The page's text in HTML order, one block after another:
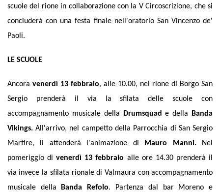
scuole del rione in collaborazione con la V Circoscrizione, che si
concluderà con una festa finale nell'oratorio San Vincenzo de'
Paoli.
LE SCUOLE
Ancora venerdì 13 febbraio, alle 10.00, nel rione di Borgo San
Sergio prenderà il via la sfilata delle scuole con
accompagnamento musicale della
Drumsquade della Banda
Vikings.All'arrivo, nel campetto della Parrocchia di San Sergio
Martire, li attenderà l'animazione di
Mauro Manni.
Nel
pomeriggio divenerdì 13 febbraio alle ore 14.30 prenderà il
via invece la sfilata rionale di Valmaura con accompagnamento
musicale della
Banda Refolo.
Partenza dal bar Moreno e